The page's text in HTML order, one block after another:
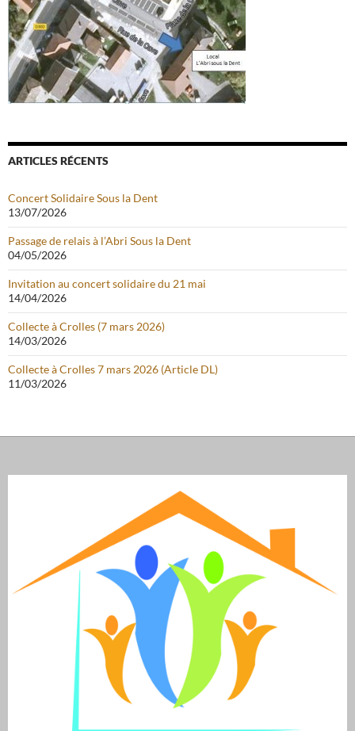
ARTICLES RÉCENTS
Concert Solidaire Sous la Dent
13/07/2026
Passage de relais à l’Abri Sous la Dent
04/05/2026
Invitation au concert solidaire du 21 mai
14/04/2026
Collecte à Crolles (7 mars 2026)
14/03/2026
Collecte à Crolles 7 mars 2026 (Article DL)
11/03/2026